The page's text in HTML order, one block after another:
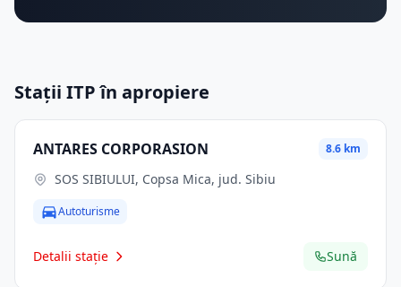
Stații ITP în apropiere
ANTARES CORPORASION 8.6 km
SOS SIBIULUI, Copsa Mica, jud. Sibiu
Autoturisme
Detalii stație Sună